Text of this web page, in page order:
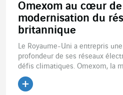
Omexom au cœur
modernisation du
britannique
Le Royaume-Uni a entrepris
profondeur de ses réseaux
défis climatiques. Omexom, la